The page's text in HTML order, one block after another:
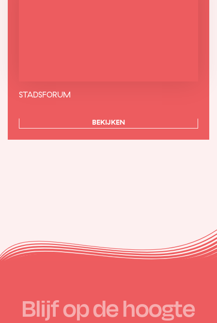
STADSFORUM
BEKIJKEN
Blijf op de hoogte